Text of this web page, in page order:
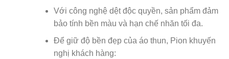
Với công nghệ dệt độc quyền, sản phẩm đảm
bảo tính bền màu và hạn chế nhăn tối đa.
Để giữ độ bền đẹp của áo thun, Pion khuyến
nghị khách hàng: